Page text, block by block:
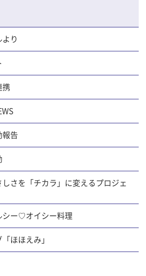
り
携
報告
さを「チカラ」に変えるプロジェ
シー♡オイシー料理
ほほえみ」